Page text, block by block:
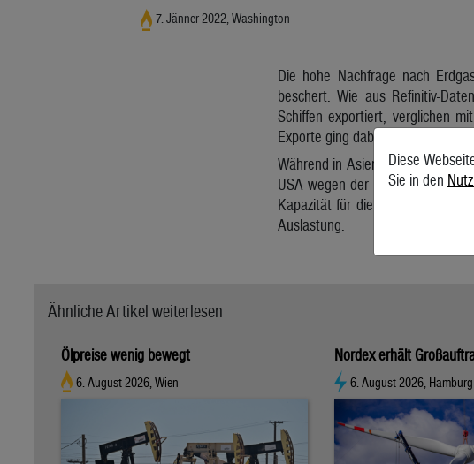
7. Jänner 2022, Washington
Die hohe Nachfrage nach
beschert. Wie aus Refinitiv-
Schiffen exportiert, verglichen
Exporte ging dabei nach Europa,
Während in Asien und Europa
USA wegen der Produktion von
Kapazität für die Kühlung von
Auslastung.
Ähnliche Artikel weiterlesen
Ölpreise wenig bewegt
6. August 2026, Wien
Nordex erhält
6. August 2026, Hamburg
Diese
Sie in den